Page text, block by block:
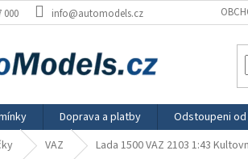
000 info@automodels.cz
Doprava a platby Odstoupeni
VAZ Lada 1500 VAZ 2103 1:43